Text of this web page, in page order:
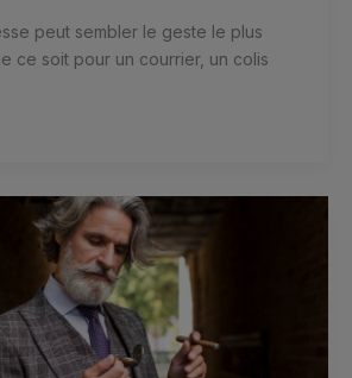
peut sembler le geste le plus
ce soit pour un courrier, un colis